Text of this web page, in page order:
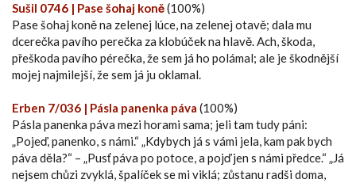
Sušil 0746 | Pase šohaj koně(100%)
Pase šohaj koně na zelenej lúce, na zelenej otavě; dala mu
dcerečka pavího perečka za klobúček na hlavě. Ach, škoda,
přeškoda pavího pérečka, že sem já ho polámal; ale je škodnější
mojej najmilejší, že sem já ju oklamal.
Erben 7/036 | Pásla panenka páva (100%)
Pásla panenka páva mezi horami sama; jeli tam tudy páni:
„Pojeď, panenko, s námi.“ „Kdybych já s vámi jela, kam pak bych
páva děla?“ – „Pusť páva po potoce, a pojď jen s námi předce.“ „Já
nejsem chůzi zvyklá, špalíček se mi viklá; zůstanu radši doma,